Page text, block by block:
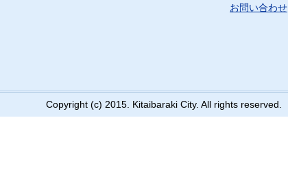
お問い合わせ
Copyright (c) 2015. Kitaibaraki City. All rights reserved.